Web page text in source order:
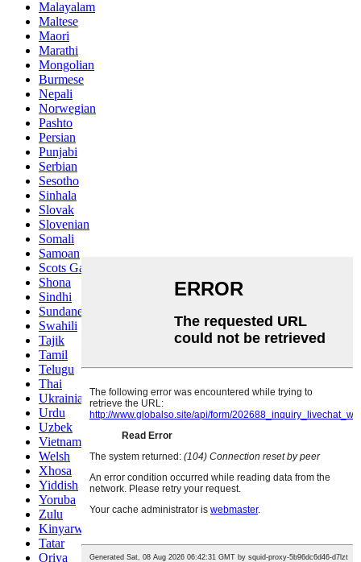
Malayalam
Maltese
Maori
Marathi
Mongolian
Burmese
Nepali
Norwegian
Pashto
Persian
Punjabi
Serbian
Sesotho
Sinhala
Slovak
Slovenian
Somali
Samoan
Scots Gaelic
Shona
Sindhi
Sundanese
Swahili
Tajik
Tamil
Telugu
Thai
Ukrainian
Urdu
Uzbek
Vietnamese
Welsh
Xhosa
Yiddish
Yoruba
Zulu
Kinyarwanda
Tatar
Oriya